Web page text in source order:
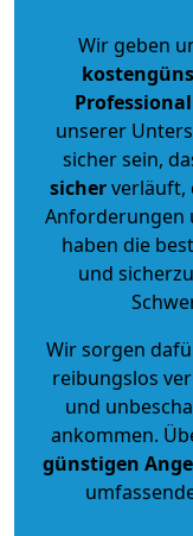
Wir geben
unserer
sicher sein,
sicherverläuft,
Anforderungen
haben die
und
Wir sorgen
reibungslos
und
ankommen.
günstigen